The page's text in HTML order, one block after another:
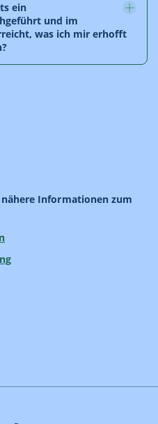
ein
und im
was ich mir erhofft
Informationen zum